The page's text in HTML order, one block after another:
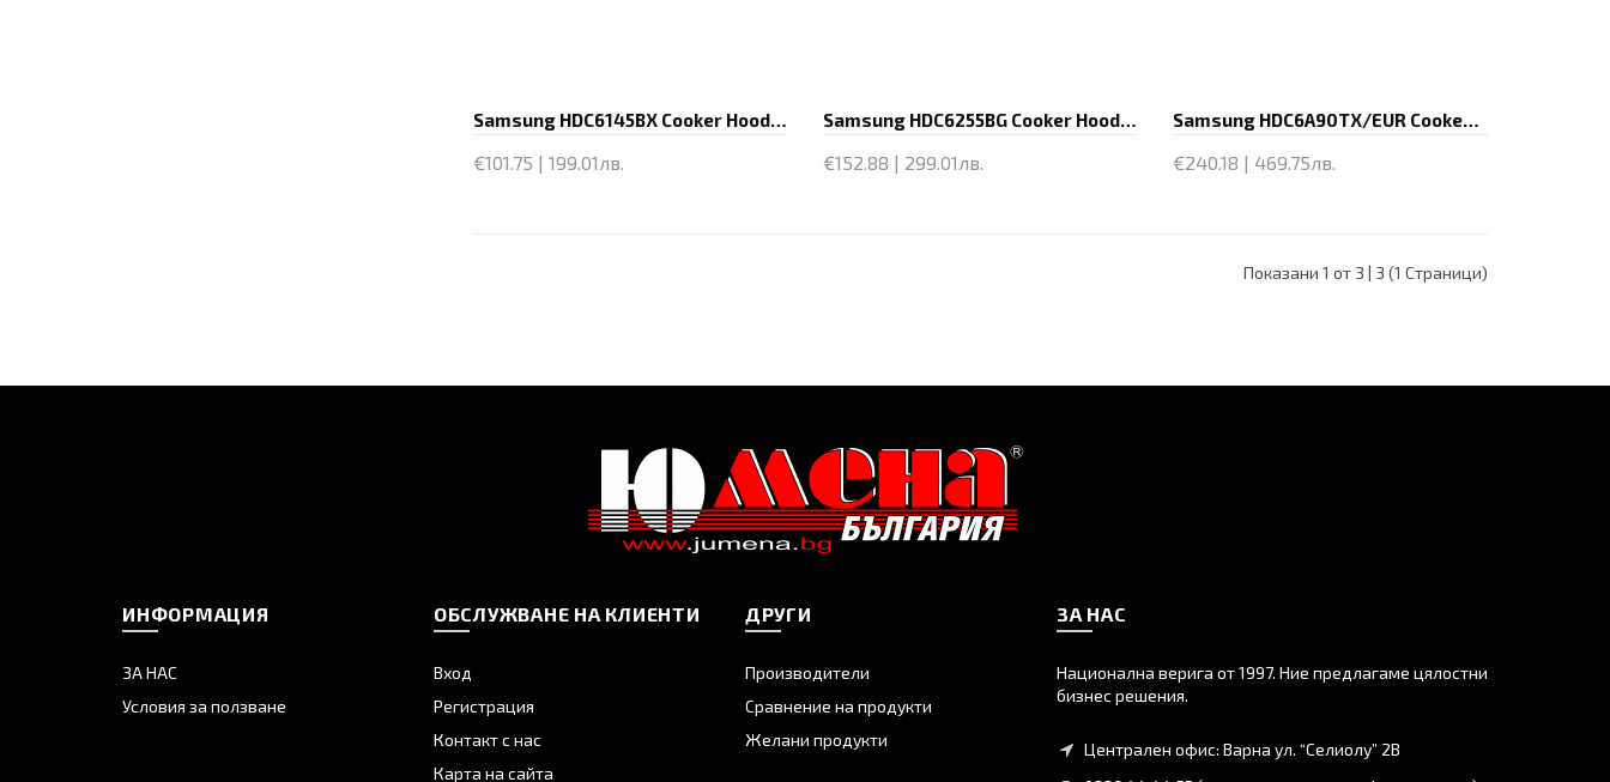
Samsung HDC6145BX Cooker Hood, Engine
€101.75 | 199.01лв.
Samsung HDC6255BG Cooker Hood, Engine
€152.88 | 299.01лв.
Samsung HDC6A90TX/EUR Cooker Hood,
€240.18 | 469.75лв.
Показани 1 от 3 | 3 (1 Страници)
ИНФОРМАЦИЯ
ЗА НАС
Условия за ползване
ОБСЛУЖВАНЕ НА КЛИЕНТИ
Вход
Регистрация
Контакт с нас
Карта на сайта
ДРУГИ
Производители
Сравнение на продукти
Желани продукти
ЗА НАС
Национална верига от 1997. Ние предлагаме цялостни
бизнес решения.
Централен офис: Варна ул. “Селиолу” 2В